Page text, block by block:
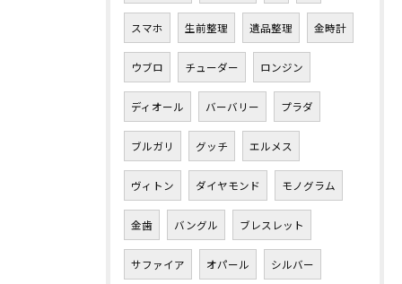
スマホ 生前整理 遺品整理 金時計
ウブロ チューダー ロンジン
ディオール バーバリー プラダ
ブルガリ グッチ エルメス
ヴィトン ダイヤモンド モノグラム
金歯 バングル ブレスレット
サファイア オパール シルバー